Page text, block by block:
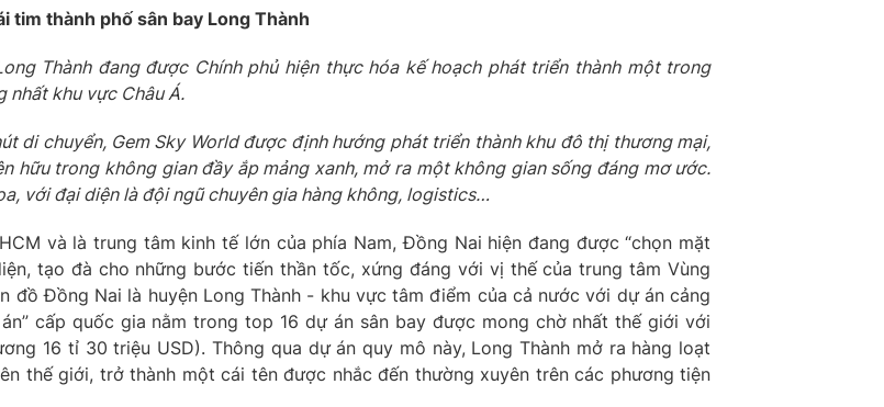
tim thành phố sân bay Long Thành
Thành đang được Chính phủ hiện thực hóa kế hoạch phát triển thành một trong
nhất khu vực Châu Á.
di chuyển, Gem Sky World được định hướng phát triển thành khu đô thị thương mại,
hữu trong không gian đầy ắp mảng xanh, mở ra một không gian sống đáng mơ ước.
với đại diện là đội ngũ chuyên gia hàng không, logistics…
và là trung tâm kinh tế lớn của phía Nam, Đồng Nai hiện đang được “chọn mặt
tạo đà cho những bước tiến thần tốc, xứng đáng với vị thế của trung tâm Vùng
đồ Đồng Nai là huyện Long Thành - khu vực tâm điểm của cả nước với dự án cảng
cấp quốc gia nằm trong top 16 dự án sân bay được mong chờ nhất thế giới với
16 tỉ 30 triệu USD). Thông qua dự án quy mô này, Long Thành mở ra hàng loạt
thế giới, trở thành một cái tên được nhắc đến thường xuyên trên các phương tiện